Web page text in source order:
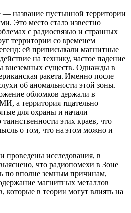
название пустынной территории
Это место стало известно
с радиосвязью и странных
территории со временем
ей приписывали магнитные
на технику, частое падение
внеземных существ. Однажды в
ракета. Именно после
об аномальности этой зоны.
обломков держали в
а территория тщательно
для охраны и начали
таинственности этих краев, что
о том, что на этом можно и
проведены исследования, в
что радиопомехи в Зоне
по вполне земным причинам,
магнитных металлов
которые в теории могут влиять на